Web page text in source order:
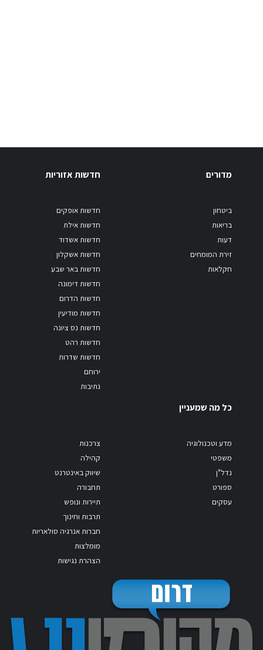
מדורים
ביטחון
בריאות
דעות
זירת המומחים
חקלאות
חדשות אזוריות
חדשות אופקים
חדשות אילת
חדשות אשדוד
חדשות אשקלון
חדשות באר שבע
חדשות דימונה
חדשות הדרום
חדשות מודיעין
חדשות נס ציונה
חדשות רהט
חדשות שדרות
ירוחם
נתיבות
כל מה שמעניין
מדע וטכנולוגיה
משפטי
נדל"ן
ספורט
עסקים
צרכנות
קהילה
שיווק באינטרנט
תחבורה
תיירות ונופש
תרבות וחינוך
חברות אנרגיה סולאריות
מומלצות
הצהרת נגישות